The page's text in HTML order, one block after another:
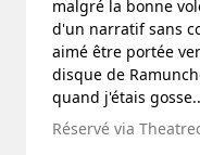
malgré la bonne
d'un narratif sans
aimé être portée
disque de
quand j'étais
Réservé via